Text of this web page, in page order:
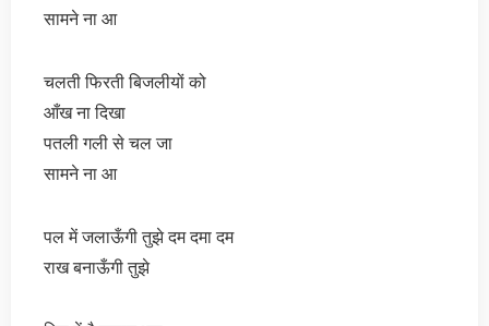
सामने ना आ
चलती फिरती बिजलीयों को
आँख ना दिखा
पतली गली से चल जा
सामने ना आ
पल में जलाऊँगी तुझे दम दमा दम
राख बनाऊँगी तुझे